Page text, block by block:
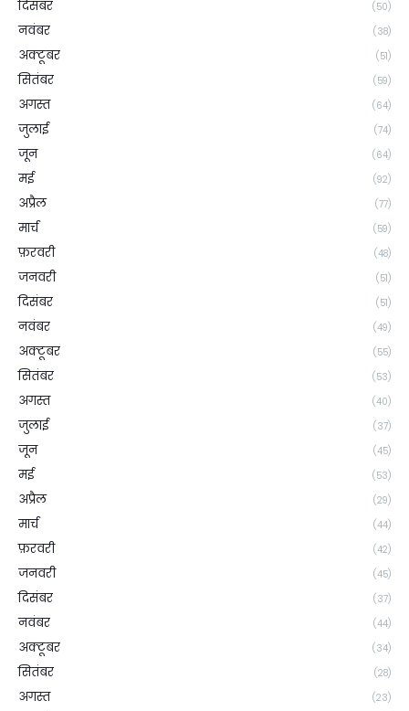
दिसंबर (50)
नवंबर (38)
अक्टूबर (51)
सितंबर (59)
अगस्त (64)
जुलाई (74)
जून (64)
मई (92)
अप्रैल (77)
मार्च (59)
फ़रवरी (48)
जनवरी (51)
दिसंबर (51)
नवंबर (49)
अक्टूबर (55)
सितंबर (53)
अगस्त (40)
जुलाई (37)
जून (45)
मई (53)
अप्रैल (29)
मार्च (44)
फ़रवरी (42)
जनवरी (45)
दिसंबर (37)
नवंबर (44)
अक्टूबर (34)
सितंबर (28)
अगस्त (23)